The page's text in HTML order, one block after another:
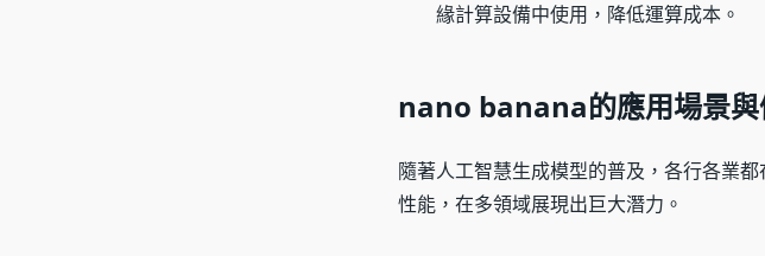
緣計算設備中使用，降低運算成本。
nano banana的應用場景與
隨著人工智慧生成模型的普及，各行各業
性能，在多領域展現出巨大潛力。